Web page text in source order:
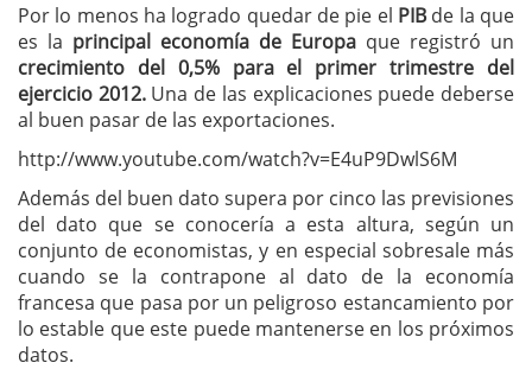
Por lo menos ha logrado quedar de pie el PIB de la que
es la principal economía de Europa que registró un
crecimiento del 0,5% para el primer trimestre del
ejercicio 2012.Una de las explicaciones puede deberse
al buen pasar de las exportaciones.
http://www.youtube.com/watch?v=E4uP9DwlS6M
Además del buen dato supera por cinco las previsiones
del dato que se conocería a esta altura, según un
conjunto de economistas, y en especial sobresale más
cuando se la contrapone al dato de la economía
francesa que pasa por un peligroso estancamiento por
lo estable que este puede mantenerse en los próximos
datos.